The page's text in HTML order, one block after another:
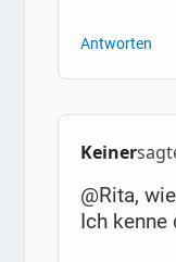
Antworten
Keiner
@Rita,
Ich kenne